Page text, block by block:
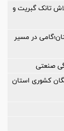
تانک گبریت و
در مسیر
صنعتی
کشوری استان